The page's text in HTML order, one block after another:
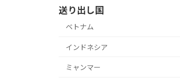
送り出し国
ベトナム
インドネシア
ミャンマー